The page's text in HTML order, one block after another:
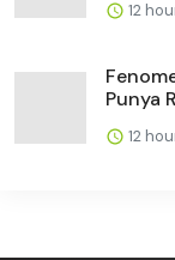
12
Punya
12